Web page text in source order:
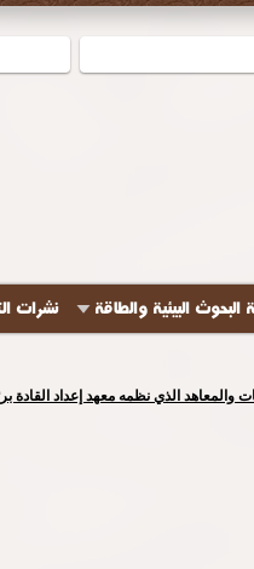
البحوث البيئية والطاقة نشرات
والمعاهد الذي نظمه معهد إعداد